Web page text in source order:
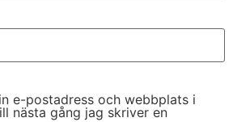
e-postadress och webbplats i
nästa gång jag skriver en